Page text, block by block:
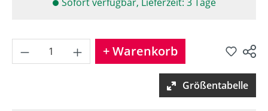
Produkt Anzahl: Gib den
+ Warenkorb
Produkt teilen
Größentabelle